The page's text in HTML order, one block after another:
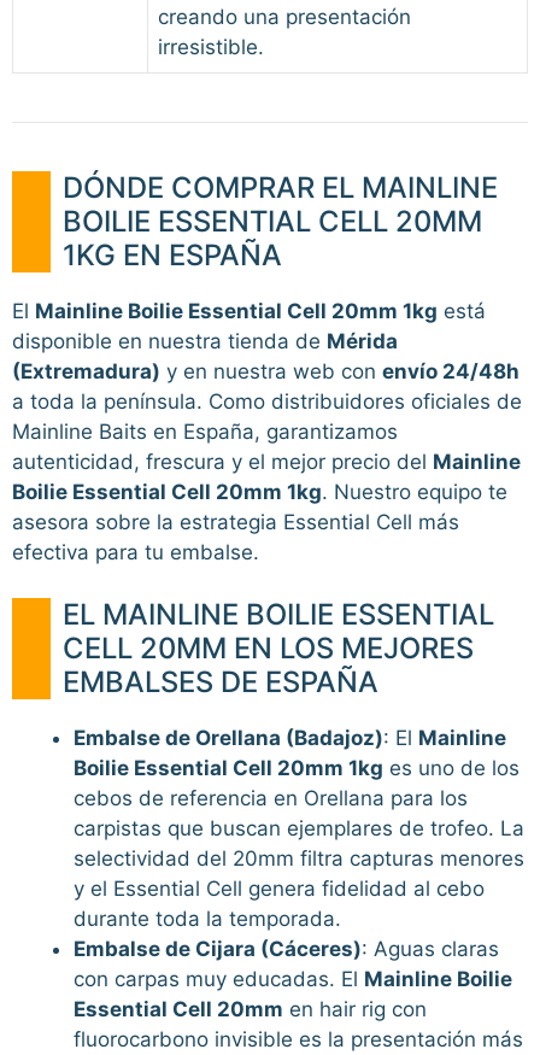
creando una presentación
irresistible.
DÓNDE COMPRAR EL MAINLINE
BOILIE ESSENTIAL CELL 20MM
1KG EN ESPAÑA
El Mainline Boilie Essential Cell 20mm 1kg está
disponible en nuestra tienda de Mérida
(Extremadura) y en nuestra web con envío 24/48h
a toda la península. Como distribuidores oficiales de
Mainline Baits en España, garantizamos
autenticidad, frescura y el mejor precio del Mainline
Boilie Essential Cell 20mm 1kg. Nuestro equipo te
asesora sobre la estrategia Essential Cell más
efectiva para tu embalse.
EL MAINLINE BOILIE ESSENTIAL
CELL 20MM EN LOS MEJORES
EMBALSES DE ESPAÑA
Embalse de Orellana (Badajoz): El Mainline
Boilie Essential Cell 20mm 1kg es uno de los
cebos de referencia en Orellana para los
carpistas que buscan ejemplares de trofeo. La
selectividad del 20mm filtra capturas menores
y el Essential Cell genera fidelidad al cebo
durante toda la temporada.
Embalse de Cijara (Cáceres): Aguas claras
con carpas muy educadas. El Mainline Boilie
Essential Cell 20mm en hair rig con
fluorocarbono invisible es la presentación más